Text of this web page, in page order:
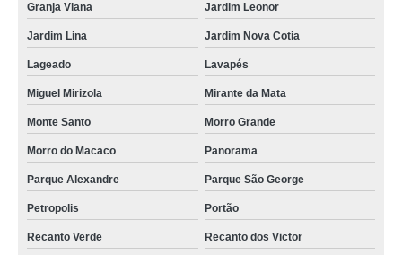
onde comprar pergolado decorado com plantas Arco-íris
empresa que faz pergolado decorado para boda Itu
pergolado decorado para casamento Lavapés
pergolados decorado para boda Alphaville
pergolado de madeira decorado valor Parque São George
onde comprar pergolado decorado com plantas Itu
pergolado decorado para festa Cotia
Granja Viana Jardim Leonor
Jardim Lina Jardim Nova Cotia
Lageado Lavapés
Miguel Mirizola Mirante da Mata
Monte Santo Morro Grande
Morro do Macaco Panorama
Parque Alexandre Parque São George
Petropolis Portão
Recanto Verde Recanto dos Victor